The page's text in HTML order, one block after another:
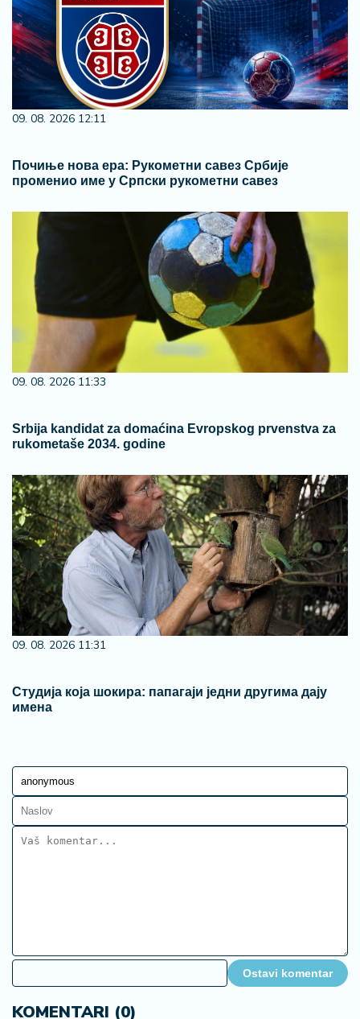
09. 08. 2026 12:11
Почиње нова ера: Рукометни савез Србије
променио име у Српски рукометни савез
09. 08. 2026 11:33
Srbija kandidat za domaćina Evropskog prvenstva za
rukometaše 2034. godine
09. 08. 2026 11:31
Студија која шокира: папагаји једни другима дају
имена
Ostavi komentar
KOMENTARI (0)